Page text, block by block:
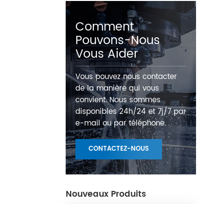
Comment
Pouvons-Nous
Vous Aider
Vous pouvez nous contacter
de la manière qui vous
convient. Nous sommes
disponibles 24h/24 et 7j/7 par
e-mail ou par téléphone.
CONTACTEZ-NOUS
Nouveaux Produits